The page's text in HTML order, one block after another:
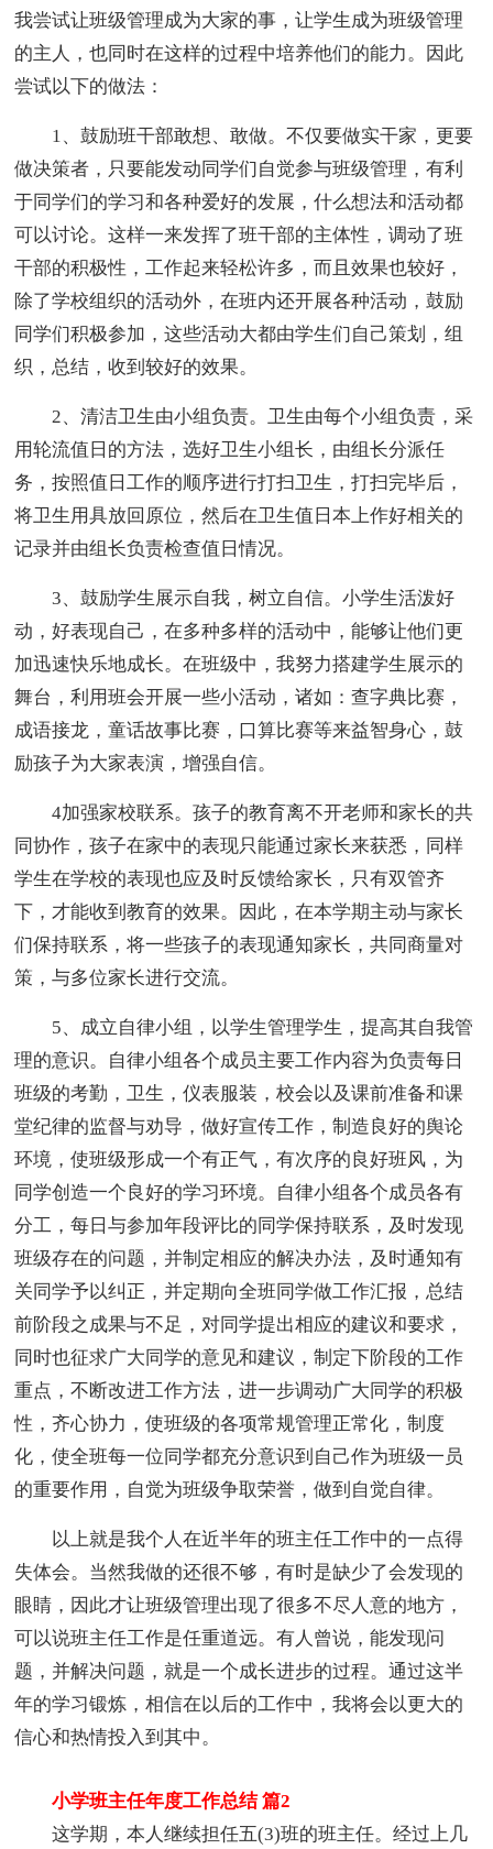
我尝试让班级管理成为大家的事，让学生成为班级管理
的主人，也同时在这样的过程中培养他们的能力。因此
尝试以下的做法：
1、鼓励班干部敢想、敢做。不仅要做实干家，更要
做决策者，只要能发动同学们自觉参与班级管理，有利
于同学们的学习和各种爱好的发展，什么想法和活动都
可以讨论。这样一来发挥了班干部的主体性，调动了班
干部的积极性，工作起来轻松许多，而且效果也较好，
除了学校组织的活动外，在班内还开展各种活动，鼓励
同学们积极参加，这些活动大都由学生们自己策划，组
织，总结，收到较好的效果。
2、清洁卫生由小组负责。卫生由每个小组负责，采
用轮流值日的方法，选好卫生小组长，由组长分派任
务，按照值日工作的顺序进行打扫卫生，打扫完毕后，
将卫生用具放回原位，然后在卫生值日本上作好相关的
记录并由组长负责检查值日情况。
3、鼓励学生展示自我，树立自信。小学生活泼好
动，好表现自己，在多种多样的活动中，能够让他们更
加迅速快乐地成长。在班级中，我努力搭建学生展示的
舞台，利用班会开展一些小活动，诸如：查字典比赛，
成语接龙，童话故事比赛，口算比赛等来益智身心，鼓
励孩子为大家表演，增强自信。
4加强家校联系。孩子的教育离不开老师和家长的共
同协作，孩子在家中的表现只能通过家长来获悉，同样
学生在学校的表现也应及时反馈给家长，只有双管齐
下，才能收到教育的效果。因此，在本学期主动与家长
们保持联系，将一些孩子的表现通知家长，共同商量对
策，与多位家长进行交流。
5、成立自律小组，以学生管理学生，提高其自我管
理的意识。自律小组各个成员主要工作内容为负责每日
班级的考勤，卫生，仪表服装，校会以及课前准备和课
堂纪律的监督与劝导，做好宣传工作，制造良好的舆论
环境，使班级形成一个有正气，有次序的良好班风，为
同学创造一个良好的学习环境。自律小组各个成员各有
分工，每日与参加年段评比的同学保持联系，及时发现
班级存在的问题，并制定相应的解决办法，及时通知有
关同学予以纠正，并定期向全班同学做工作汇报，总结
前阶段之成果与不足，对同学提出相应的建议和要求，
同时也征求广大同学的意见和建议，制定下阶段的工作
重点，不断改进工作方法，进一步调动广大同学的积极
性，齐心协力，使班级的各项常规管理正常化，制度
化，使全班每一位同学都充分意识到自己作为班级一员
的重要作用，自觉为班级争取荣誉，做到自觉自律。
以上就是我个人在近半年的班主任工作中的一点得
失体会。当然我做的还很不够，有时是缺少了会发现的
眼睛，因此才让班级管理出现了很多不尽人意的地方，
可以说班主任工作是任重道远。有人曾说，能发现问
题，并解决问题，就是一个成长进步的过程。通过这半
年的学习锻炼，相信在以后的工作中，我将会以更大的
信心和热情投入到其中。
小学班主任年度工作总结 篇2
这学期，本人继续担任五(3)班的班主任。经过上几